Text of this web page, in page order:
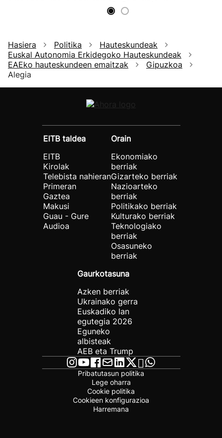
Hasiera Politika
Hauteskundeak
Euskal Autonomia Erkidegoko Hauteskundeak
EAEko hauteskundeen emaitzak
Gipuzkoa
Alegia
EITB taldea
EITB
Kirolak
Telebista nahieran
Primeran
Gaztea
Makusi
Guau - Gure
Audioa
Orain
Ekonomiako
berriak
Gizarteko berriak
Nazioarteko
berriak
Politikako berriak
Kulturako berriak
Teknologiako
berriak
Osasuneko
berriak
Gaurkotasuna
Azken berriak
Ukrainako gerra
Euskadiko lan
egutegia 2026
Eguneko
albisteak
AEB eta Trump
Pribatutasun politika
Lege oharra
Cookie politika
Cookieen konfigurazioa
Harremana